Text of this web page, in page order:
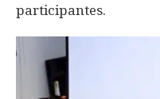
participantes.